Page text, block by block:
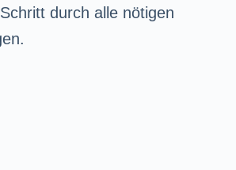
durch alle nötigen